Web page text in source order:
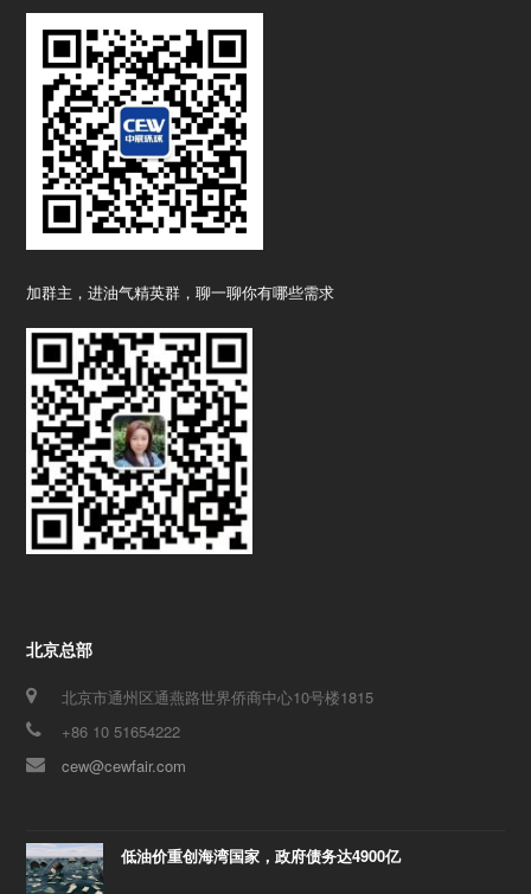
加群主，进油气精英群，聊一聊你有哪些需求
北京总部
北京市通州区通燕路世界侨商中心10号楼1815
+86 10 51654222
cew@cewfair.com
低油价重创海湾国家，政府债务达4900亿